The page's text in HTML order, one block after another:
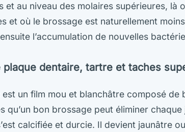
et au niveau des molaires supérieures, là
et où le brossage est naturellement
l’accumulation de nouvelles
plaque dentaire, tartre et taches
un film mou et blanchâtre composé de
qu’un bon brossage peut éliminer
calcifiée et durcie. Il devient jaunâtre